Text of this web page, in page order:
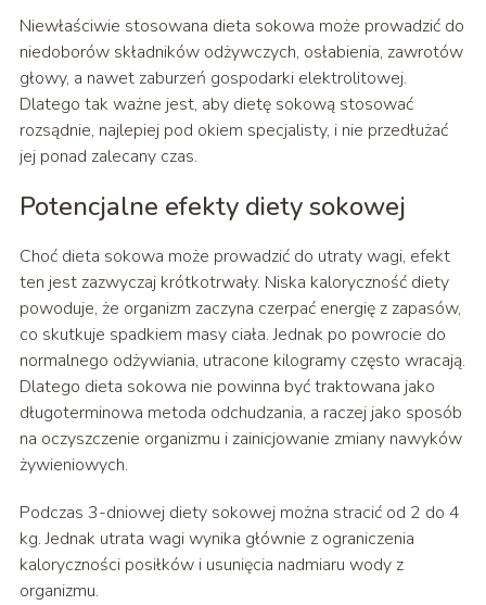
Niewłaściwie stosowana dieta sokowa może prowadzić do
niedoborów składników odżywczych, osłabienia, zawrotów
głowy, a nawet zaburzeń gospodarki elektrolitowej.
Dlatego tak ważne jest, aby dietę sokową stosować
rozsądnie, najlepiej pod okiem specjalisty, i nie przedłużać
jej ponad zalecany czas.
Potencjalne efekty diety sokowej
Choć dieta sokowa może prowadzić do utraty wagi, efekt
ten jest zazwyczaj krótkotrwały. Niska kaloryczność diety
powoduje, że organizm zaczyna czerpać energię z zapasów,
co skutkuje spadkiem masy ciała. Jednak po powrocie do
normalnego odżywiania, utracone kilogramy często wracają.
Dlatego dieta sokowa nie powinna być traktowana jako
długoterminowa metoda odchudzania, a raczej jako sposób
na oczyszczenie organizmu i zainicjowanie zmiany nawyków
żywieniowych.
Podczas 3-dniowej diety sokowej można stracić od 2 do 4
kg. Jednak utrata wagi wynika głównie z ograniczenia
kaloryczności posiłków i usunięcia nadmiaru wody z
organizmu.